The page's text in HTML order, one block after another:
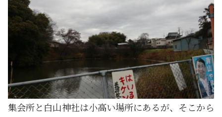
集会所と白山神社は小高い場所にあるが、そこから